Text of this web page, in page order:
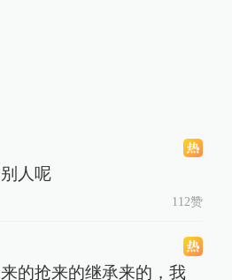
人呢
112赞
的抢来的继承来的，我